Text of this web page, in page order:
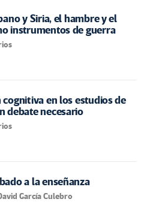
y Siria, el hambre y el
instrumentos de guerra
cognitiva en los estudios de
debate necesario
a la enseñanza
García Culebro